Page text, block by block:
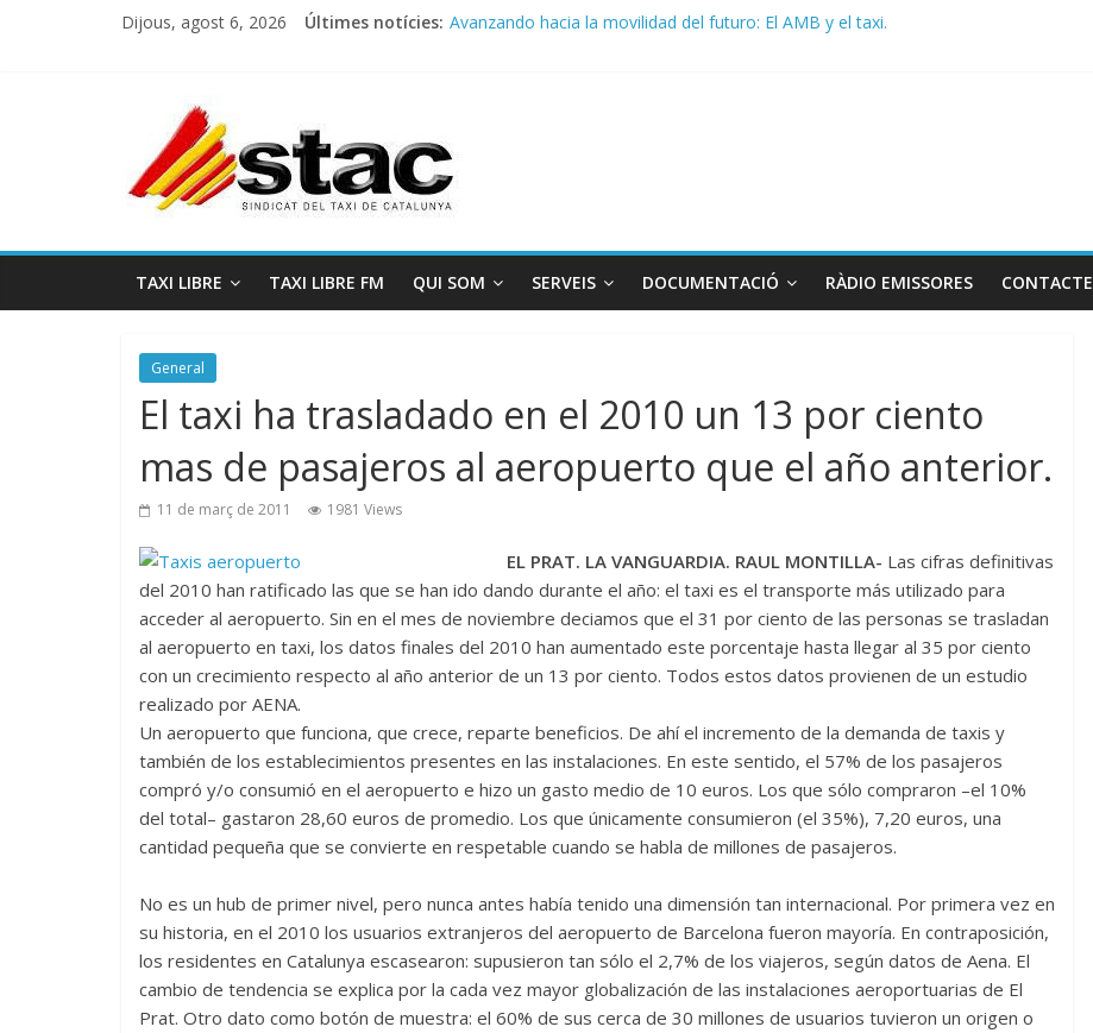
Dijous, agost 6, 2026 Últimes notícies: Avanzando hacia la movilidad del futuro: El AMB y el taxi.
TAXI LIBRE TAXI LIBRE FM QUI SOM SERVEIS DOCUMENTACIÓ RÀDIO EMISSORES CONTACTE
General
El taxi ha trasladado en el 2010 un 13 por ciento
mas de pasajeros al aeropuerto que el año anterior.
11 de març de 2011 1981 Views
EL PRAT. LA VANGUARDIA. RAUL MONTILLA- Las cifras definitivas
del 2010 han ratificado las que se han ido dando durante el año: el taxi es el transporte más utilizado para
acceder al aeropuerto. Sin en el mes de noviembre deciamos que el 31 por ciento de las personas se trasladan
al aeropuerto en taxi, los datos finales del 2010 han aumentado este porcentaje hasta llegar al 35 por ciento
con un crecimiento respecto al año anterior de un 13 por ciento. Todos estos datos provienen de un estudio
realizado por AENA.
Un aeropuerto que funciona, que crece, reparte beneficios. De ahí el incremento de la demanda de taxis y
también de los establecimientos presentes en las instalaciones. En este sentido, el 57% de los pasajeros
compró y/o consumió en el aeropuerto e hizo un gasto medio de 10 euros. Los que sólo compraron –el 10%
del total– gastaron 28,60 euros de promedio. Los que únicamente consumieron (el 35%), 7,20 euros, una
cantidad pequeña que se convierte en respetable cuando se habla de millones de pasajeros.
No es un hub de primer nivel, pero nunca antes había tenido una dimensión tan internacional. Por primera vez en
su historia, en el 2010 los usuarios extranjeros del aeropuerto de Barcelona fueron mayoría. En contraposición,
los residentes en Catalunya escasearon: supusieron tan sólo el 2,7% de los viajeros, según datos de Aena. El
cambio de tendencia se explica por la cada vez mayor globalización de las instalaciones aeroportuarias de El
Prat. Otro dato como botón de muestra: el 60% de sus cerca de 30 millones de usuarios tuvieron un origen o